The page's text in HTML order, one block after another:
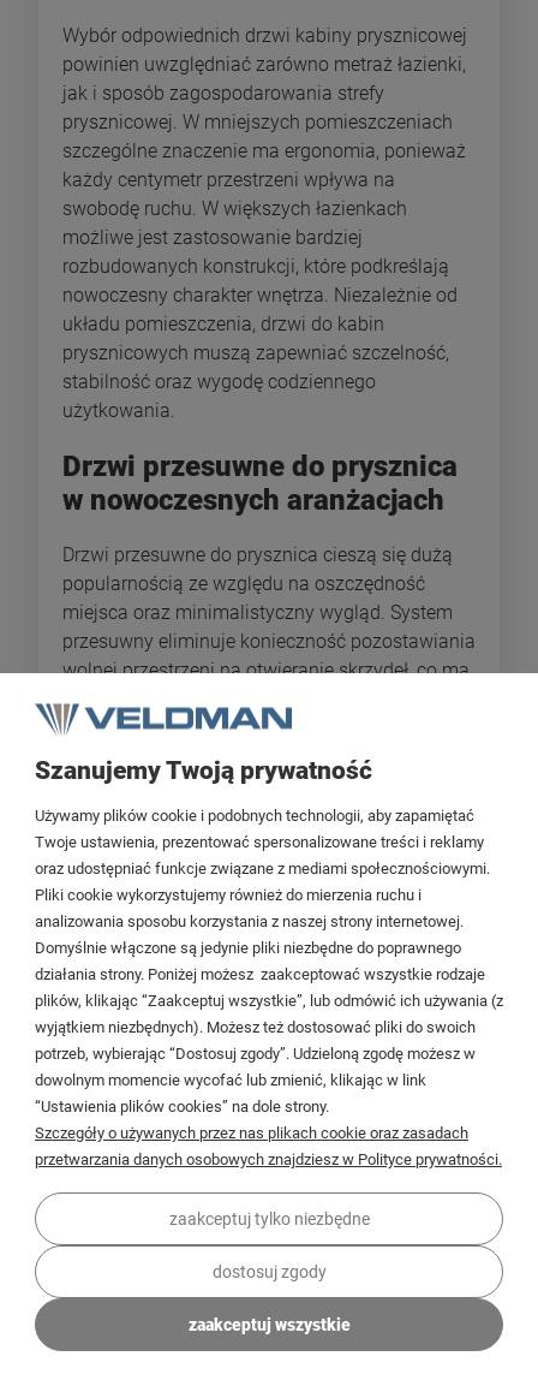
Wybór odpowiednich drzwi kabiny prysznicowej
powinien uwzględniać zarówno metraż łazienki,
jak i sposób zagospodarowania strefy
prysznicowej. W mniejszych pomieszczeniach
szczególne znaczenie ma ergonomia, ponieważ
każdy centymetr przestrzeni wpływa na
swobodę ruchu. W większych łazienkach
możliwe jest zastosowanie bardziej
rozbudowanych konstrukcji, które podkreślają
nowoczesny charakter wnętrza. Niezależnie od
układu pomieszczenia, drzwi do kabin
prysznicowych muszą zapewniać szczelność,
stabilność oraz wygodę codziennego
użytkowania.
Drzwi przesuwne do prysznica
w nowoczesnych aranżacjach
Drzwi przesuwne do prysznica cieszą się dużą
popularnością ze względu na oszczędność
miejsca oraz minimalistyczny wygląd. System
przesuwny eliminuje konieczność pozostawiania
wolnej przestrzeni na otwieranie skrzydeł, co ma
szczególne znaczenie w łazienkach o
ograniczonym metrażu. Płynny mechanizm
prowadnic oraz wysokiej jakości okucia
wpływają na komfort użytkowania i długą
żywotność produktu. Takie drzwi do natrysku
doskonale wpisują się w nowoczesne trendy
wnętrzarskie, gdzie liczy się prostota formy i
funkcjonalność.
Drzwi rozsuwane do prysznica
jako rozwiązanie praktyczne
Drzwi rozsuwane do prysznica stanowią
alternatywę dla klasycznych modeli uchylnych,
oferując większą elastyczność montażu. Ich
konstrukcja umożliwia dopasowanie do różnych
szerokości wnęk oraz kabin narożnych. Dzięki
zastosowaniu hartowanego szkła oraz solidnych
profili aluminiowych drzwi do kabiny zachowują
stabilność nawet przy intensywnym
Drzwi do kabiny prysznicowej –
Szanujemy Twoją prywatność
Używamy plików cookie i podobnych technologii, aby zapamiętać
Twoje ustawienia, prezentować spersonalizowane treści i reklamy
oraz udostępniać funkcje związane z mediami społecznościowymi.
Pliki cookie wykorzystujemy również do mierzenia ruchu i
analizowania sposobu korzystania z naszej strony internetowej.
Domyślnie włączone są jedynie pliki niezbędne do poprawnego
działania strony. Poniżej możesz zaakceptować wszystkie rodzaje
plików, klikając “Zaakceptuj wszystkie”, lub odmówić ich używania (z
wyjątkiem niezbędnych). Możesz też dostosować pliki do swoich
potrzeb, wybierając “Dostosuj zgody”. Udzieloną zgodę możesz w
dowolnym momencie wycofać lub zmienić, klikając w link
“Ustawienia plików cookies” na dole strony.
Szczegóły o używanych przez nas plikach cookie oraz zasadach
przetwarzania danych osobowych znajdziesz w Polityce prywatności.
zaakceptuj tylko niezbędne
dostosuj zgody
zaakceptuj wszystkie